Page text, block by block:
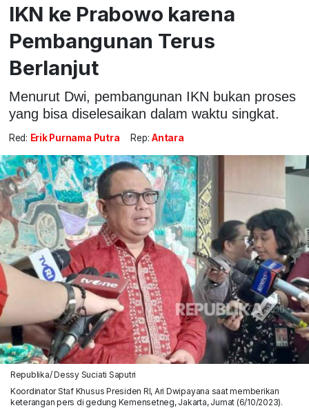
IKN ke Prabowo karena
Pembangunan Terus
Berlanjut
Menurut Dwi, pembangunan IKN bukan proses
yang bisa diselesaikan dalam waktu singkat.
Red: Erik Purnama Putra Rep: Antara
Republika/ Dessy Suciati Saputri
Koordinator Staf Khusus Presiden RI, Ari Dwipayana saat memberikan
keterangan pers di gedung Kemensetneg, Jakarta, Jumat (6/10/2023).